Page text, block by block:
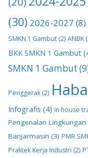
(30) 2026-2027 (8)
SMKN 1 Gambut (2) ANBK
BKK SMKN 1 Gambut
SMKN 1 Gambut
Penggerak (2)
Infografis (4) in house
Pengenalan Lingkungan
Banjarmasin (3) PMR
Praktek Kerja Industri (2)